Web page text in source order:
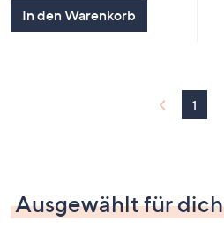
In den Warenkorb
1
Ausgewählt für dich